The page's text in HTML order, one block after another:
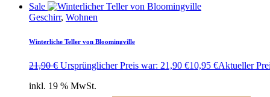
Sale
Geschirr, Wohnen
Winterliche Teller von Bloomingville
21,90€ Ursprünglicher Preis war: 21,90 €10,95 €Aktueller
inkl. 19 % MwSt.